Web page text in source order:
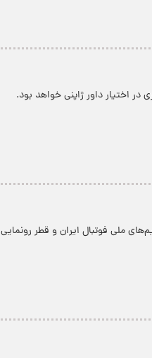
اختیار داور ژاپنی خواهد بود.
ملی فوتبال ایران و قطر رونمایی